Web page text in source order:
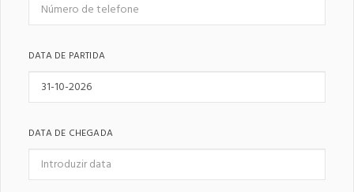
DATA DE PARTIDA
DATA DE CHEGADA